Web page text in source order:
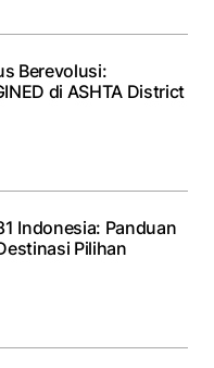
Berevolusi:
di ASHTA District
Indonesia: Panduan
Pilihan